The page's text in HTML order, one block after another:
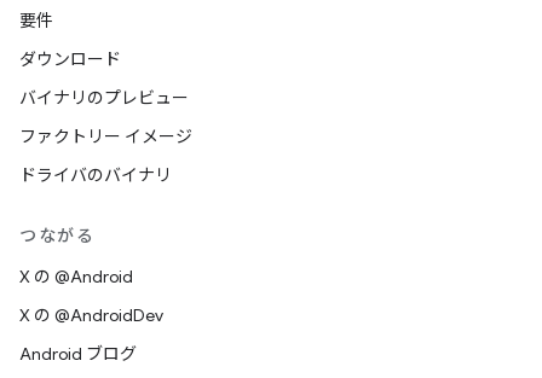
要件
ダウンロード
バイナリのプレビュー
ファクトリー イメージ
ドライバのバイナリ
つながる
X の @Android
X の @AndroidDev
Android ブログ